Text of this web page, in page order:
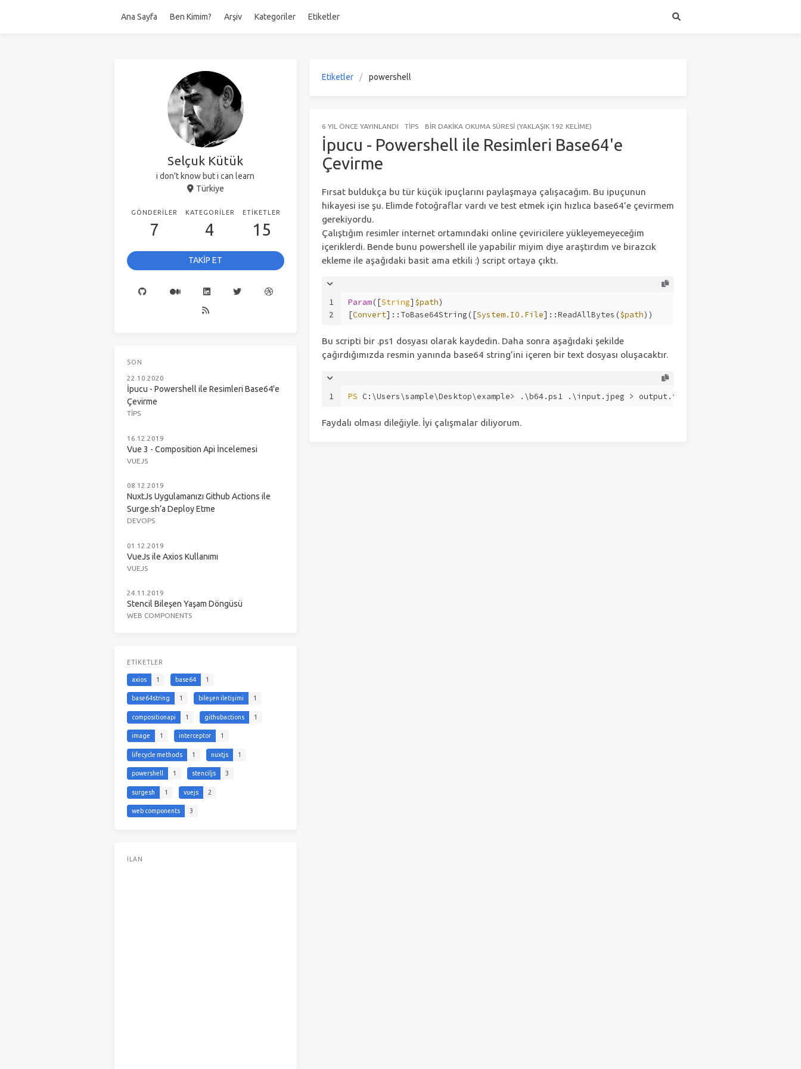
Ana Sayfa Ben Kimim? Arşiv Kategoriler Etiketler
Etiketler powershell
6 YIL ÖNCE YAYINLANDI TIPS BIR DAKIKA OKUMA SÜRESI (YAKLAŞIK 192 KELIME)
İpucu - Powershell ile Resimleri Base64'e
Çevirme
Fırsat buldukça bu tür küçük ipuçlarını paylaşmaya çalışacağım. Bu ipuçunun
hikayesi ise şu. Elimde fotoğraflar vardı ve test etmek için hızlıca base64’e çevirmem
gerekiyordu.
Çalıştığım resimler internet ortamındaki online çeviricilere yükleyemeyeceğim
içeriklerdi. Bende bunu powershell ile yapabilir miyim diye araştırdım ve birazcık
ekleme ile aşağıdaki basit ama etkili :) script ortaya çıktı.
1
2
Param([String] $path)
[Convert]::ToBase64String([System.IO.File]::ReadAllBytes($path))
Bu scripti bir .ps1 dosyası olarak kaydedin. Daha sonra aşağıdaki şekilde
çağırdığımızda resmin yanında base64 string’ini içeren bir text dosyası oluşacaktır.
1 PS C:\Users\sample\Desktop\example> .\b64.ps1 .\input.jpeg > output.txt
Faydalı olması dileğiyle. İyi çalışmalar diliyorum.
Selçuk Kütük
i don't know but i can learn
Türkiye
GÖNDERILER
7
KATEGORILER
4
ETIKETLER
15
TAKİP ET
SON
22.10.2020
İpucu - Powershell ile Resimleri Base64'e
Çevirme
TIPS
16.12.2019
Vue 3 - Composition Api İncelemesi
VUEJS
08.12.2019
NuxtJs Uygulamanızı Github Actions ile
Surge.sh’a Deploy Etme
DEVOPS
01.12.2019
VueJs ile Axios Kullanımı
VUEJS
24.11.2019
Stencil Bileşen Yaşam Döngüsü
WEB COMPONENTS
ETIKETLER
axios 1 base64 1
base64string 1 bileşen iletişimi 1
compositionapi 1 githubactions 1
image 1 interceptor 1
lifecycle methods 1 nuxtjs 1
powershell 1 stenciljs 3
surgesh 1 vuejs 2
web components 3
İLAN